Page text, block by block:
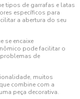
tipos de garrafas e latas
específicos para
a abertura do seu
se encaixe
pode facilitar o
problemas de
muitos
combine com a
peça decorativa.